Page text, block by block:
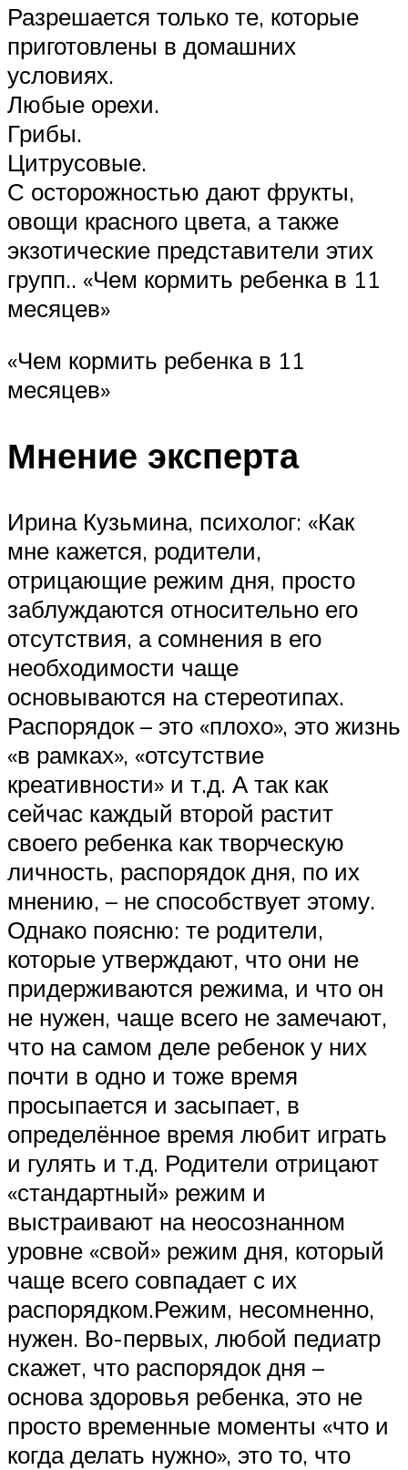
Разрешается только те, которые
приготовлены в домашних
условиях.
Любые орехи.
Грибы.
Цитрусовые.
С осторожностью дают фрукты,
овощи красного цвета, а также
экзотические представители этих
групп.. «Чем кормить ребенка в 11
месяцев»
«Чем кормить ребенка в 11
месяцев»
Мнение эксперта
Ирина Кузьмина, психолог: «Как
мне кажется, родители,
отрицающие режим дня, просто
заблуждаются относительно его
отсутствия, а сомнения в его
необходимости чаще
основываются на стереотипах.
Распорядок – это «плохо», это жизнь
«в рамках», «отсутствие
креативности» и т.д. А так как
сейчас каждый второй растит
своего ребенка как творческую
личность, распорядок дня, по их
мнению, – не способствует этому.
Однако поясню: те родители,
которые утверждают, что они не
придерживаются режима, и что он
не нужен, чаще всего не замечают,
что на самом деле ребенок у них
почти в одно и тоже время
просыпается и засыпает, в
определённое время любит играть
и гулять и т.д. Родители отрицают
«стандартный» режим и
выстраивают на неосознанном
уровне «свой» режим дня, который
чаще всего совпадает с их
распорядком.Режим, несомненно,
нужен. Во-первых, любой педиатр
скажет, что распорядок дня –
основа здоровья ребенка, это не
просто временные моменты «что и
когда делать нужно», это то, что